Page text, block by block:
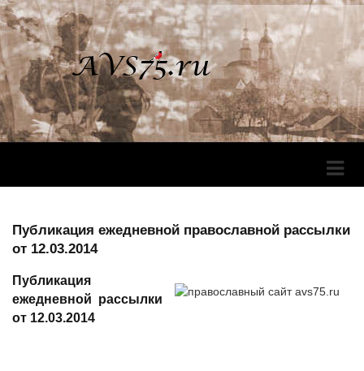
Публикация ежедневной православной рассылки
от 12.03.2014
Публикация
ежедневной рассылки
от 12.03.2014